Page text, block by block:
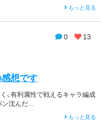
もっと見る
0 13
想です
、有利属性で戦えるキャラ編成
ン沈んだ...
もっと見る